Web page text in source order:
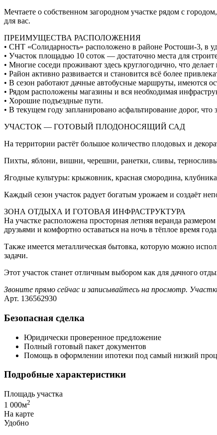
Мечтаете о собственном загородном участке рядом с
для вас.
ПРЕИМУЩЕСТВА РАСПОЛОЖЕНИЯ
• СНТ «Солидарность» расположено в районе Ростоши-3, в
• Участок площадью 10 соток — достаточно места для
• Многие соседи проживают здесь круглогодично, что
• Район активно развивается и становится всё более
• В сезон работают дачные автобусные маршруты, имеются
• Рядом расположены магазины и вся необходимая
• Хорошие подъездные пути.
• В текущем году запланировано асфальтирование дорог,
УЧАСТОК — ГОТОВЫЙ ПЛОДОНОСЯЩИЙ САД
На территории растёт большое количество плодовых и
Пихты, яблони, вишни, черешни, ранетки, сливы,
Ягодные культуры: крыжовник, красная смородина,
Каждый сезон участок радует богатым урожаем и создаёт
ЗОНА ОТДЫХА И ГОТОВАЯ ИНФРАСТРУКТУРА
На участке расположена просторная летняя веранда
друзьями и комфортно оставаться на ночь в тёплое время
Также имеется металлическая бытовка, которую можно
задачи.
Этот участок станет отличным выбором как для дачного
Звоните прямо сейчас и записывайтесь на просмотр.
Арт. 136562930
Безопасная сделка
Юридически проверенное предложение
Полный готовый пакет документов
Помощь в оформлении ипотеки под самый низкий
Подробные характеристики
Площадь участка
1 000м2
На карте
Удобно